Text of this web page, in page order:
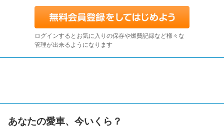
ログインするとお気に入りの保存や燃費記録など様々な
管理が出来るようになります
あなたの愛車、今いくら？